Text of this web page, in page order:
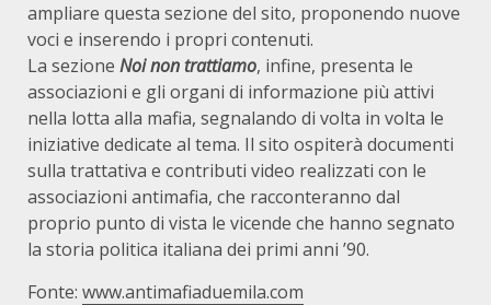
ampliare questa sezione del sito, proponendo nuove
voci e inserendo i propri contenuti.
La sezione Noi non trattiamo, infine, presenta le
associazioni e gli organi di informazione più attivi
nella lotta alla mafia, segnalando di volta in volta le
iniziative dedicate al tema. Il sito ospiterà documenti
sulla trattativa e contributi video realizzati con le
associazioni antimafia, che racconteranno dal
proprio punto di vista le vicende che hanno segnato
la storia politica italiana dei primi anni ’90.
Fonte: www.antimafiaduemila.com